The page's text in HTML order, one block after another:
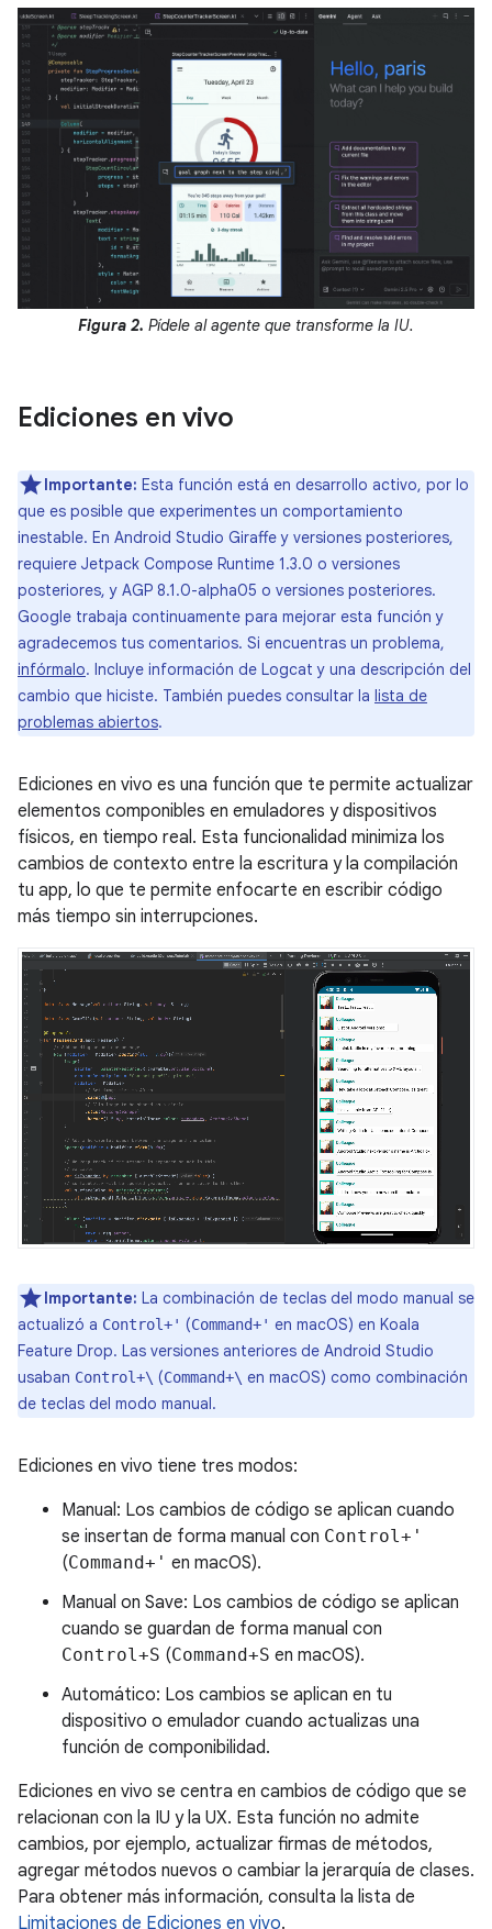
Figura 2. Pídele al agente que transforme la IU.
Ediciones en vivo
Importante: Esta función está en desarrollo activo, por lo
que es posible que experimentes un comportamiento
inestable. En Android Studio Giraffe y versiones posteriores,
requiere Jetpack Compose Runtime 1.3.0 o versiones
posteriores, y AGP 8.1.0-alpha05 o versiones posteriores.
Google trabaja continuamente para mejorar esta función y
agradecemos tus comentarios. Si encuentras un problema,
infórmalo. Incluye información de Logcat y una descripción del
cambio que hiciste. También puedes consultar la lista de
problemas abiertos.
Ediciones en vivo es una función que te permite actualizar
elementos componibles en emuladores y dispositivos
físicos, en tiempo real. Esta funcionalidad minimiza los
cambios de contexto entre la escritura y la compilación
tu app, lo que te permite enfocarte en escribir código
más tiempo sin interrupciones.
Importante: La combinación de teclas del modo manual se
actualizó a Control+' (Command+' en macOS) en Koala
Feature Drop. Las versiones anteriores de Android Studio
usaban Control+\ (Command+\ en macOS) como combinación
de teclas del modo manual.
Ediciones en vivo tiene tres modos:
Manual: Los cambios de código se aplican cuando
se insertan de forma manual con Control+'
(Command+' en macOS).
Manual on Save: Los cambios de código se aplican
cuando se guardan de forma manual con
Control+S (Command+S en macOS).
Automático: Los cambios se aplican en tu
dispositivo o emulador cuando actualizas una
función de componibilidad.
Ediciones en vivo se centra en cambios de código que se
relacionan con la IU y la UX. Esta función no admite
cambios, por ejemplo, actualizar firmas de métodos,
agregar métodos nuevos o cambiar la jerarquía de clases.
Para obtener más información, consulta la lista de
Limitaciones de Ediciones en vivo.